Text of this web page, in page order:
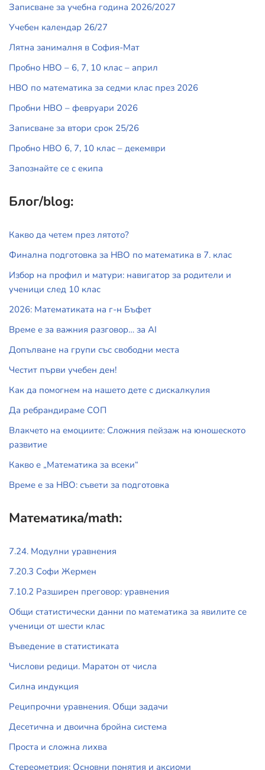
Записване за учебна година 2026/2027
Учебен календар 26/27
Лятна занималня в София-Мат
Пробно НВО – 6, 7, 10 клас – април
НВО по математика за седми клас през 2026
Пробни НВО – февруари 2026
Записване за втори срок 25/26
Пробно НВО 6, 7, 10 клас – декември
Запознайте се с екипа
Блог/blog:
Какво да четем през лятото?
Финална подготовка за НВО по математика в 7. клас
Избор на профил и матури: навигатор за родители и
ученици след 10 клас
2026: Математиката на г-н Бъфет
Време е за важния разговор… за АI
Допълване на групи със свободни места
Честит първи учебен ден!
Как да помогнем на нашето дете с дискалкулия
Да ребрандираме СОП
Влакчето на емоциите: Сложния пейзаж на юношеското
развитие
Какво е „Математика за всеки“
Време е за НВО: съвети за подготовка
Математика/math:
7.24. Модулни уравнения
7.20.3 Софи Жермен
7.10.2 Разширен преговор: уравнения
Общи статистически данни по математика за явилите се
ученици от шести клас
Въведение в статистиката
Числови редици. Маратон от числа
Силна индукция
Реципрочни уравнения. Общи задачи
Десетична и двоична бройна система
Проста и сложна лихва
Стереометрия: Основни понятия и аксиоми